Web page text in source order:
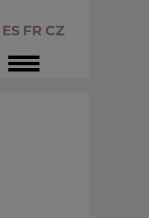
Toggle
navigation
ES FR CZ